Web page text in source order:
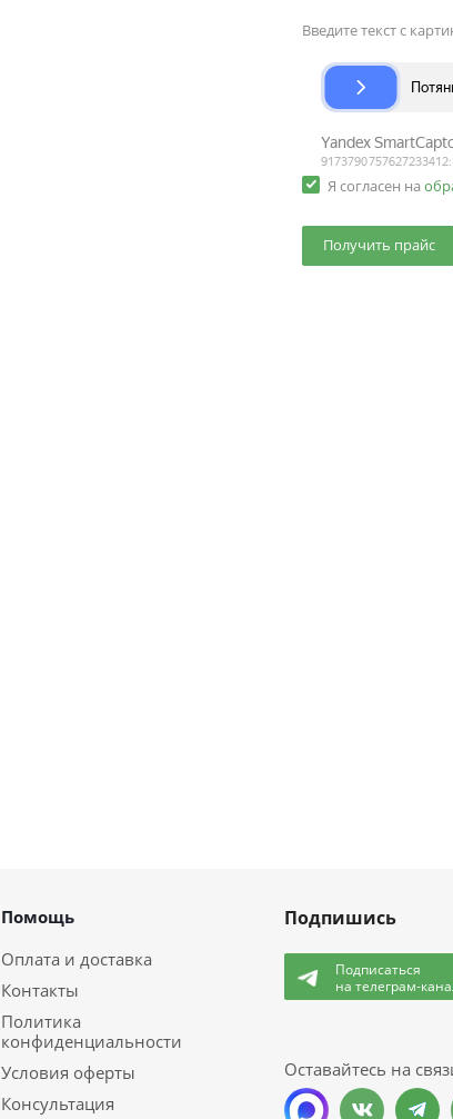
Введите текст с
Я согласен на
Помощь
Оплата и доставка
Контакты
Политика
конфиденциальности
Условия оферты
Консультация
Подпишись
Подписаться
на телеграм-
Оставайтесь на